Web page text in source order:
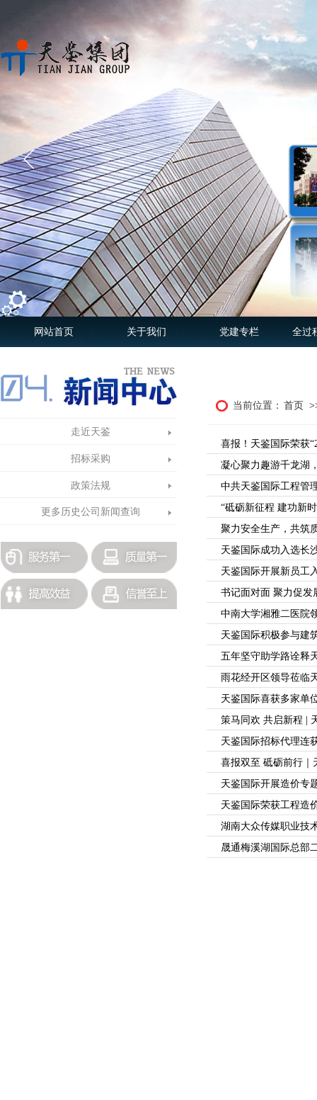
网站首页 关于我们 党建专栏 全过
当前位置： 首页
走近天鉴
招标采购
政策法规
更多历史公司新闻查询
喜报！天鉴国际荣获
凝心聚力趣游千龙湖
中共天鉴国际工程管
“砥砺新征程 建功新
聚力安全生产，共筑
天鉴国际成功入选长
天鉴国际开展新员工
书记面对面 聚力促发
中南大学湘雅二医院
天鉴国际积极参与建
五年坚守助学路诠释
雨花经开区领导莅临
天鉴国际喜获多家单
策马同欢 共启新程 |
天鉴国际招标代理连
喜报双至 砥砺前行｜
天鉴国际开展造价专
天鉴国际荣获工程造
湖南大众传媒职业技
晟通梅溪湖国际总部